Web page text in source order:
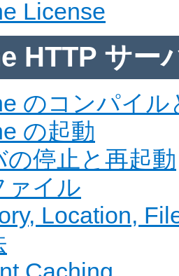
License
HTTP サー
のコンパイ
の起動
の停止と再起動
ァイル
Location,